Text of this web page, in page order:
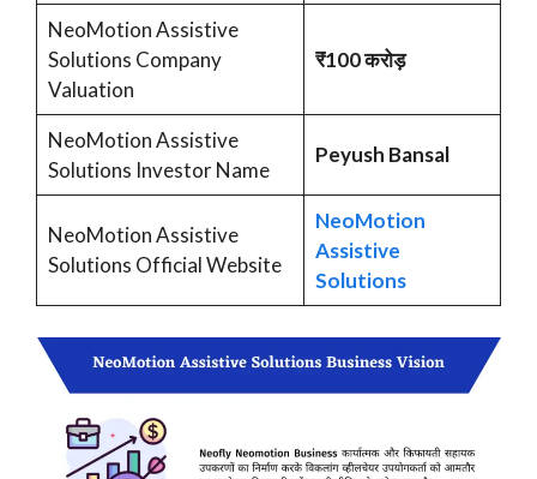
NeoMotion Assistive
Solutions Company
Valuation
₹100 करोड़
NeoMotion Assistive
Solutions Investor Name
Peyush Bansal
NeoMotion Assistive
Solutions Official Website
NeoMotion
Assistive
Solutions